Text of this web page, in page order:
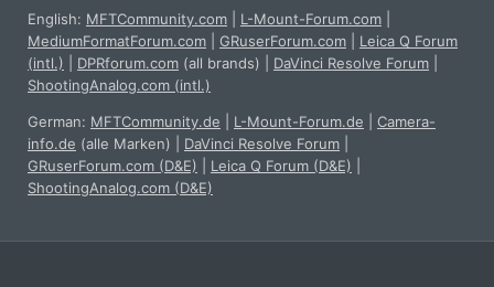
English: MFTCommunity.com L-Mount-Forum.com
MediumFormatForum.com
GRuserForum.com
Leica Q Forum
(intl.)
DPRforum.com (all brands) DaVinci Resolve Forum
ShootingAnalog.com (intl.)
German: MFTCommunity.de L-Mount-Forum.de
Camera-
info.de (alle Marken) DaVinci Resolve Forum
GRuserForum.com (D&E)
Leica Q Forum (D&E)
ShootingAnalog.com (D&E)